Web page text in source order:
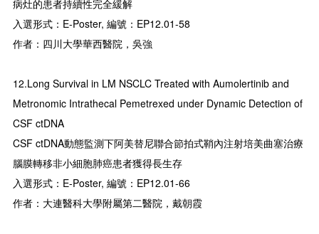
病灶的患者持續性完全緩解
入選形式：E-Poster, 編號：EP12.01-58
作者：四川大學華西醫院，吳強
12.Long Survival in LM NSCLC Treated with Aumolertinib and
Metronomic Intrathecal Pemetrexed under Dynamic Detection of
CSF ctDNA
CSF ctDNA動態監測下阿美替尼聯合節拍式鞘內注射培美曲塞治療
腦膜轉移非小細胞肺癌患者獲得長生存
入選形式：E-Poster, 編號：EP12.01-66
作者：大連醫科大學附屬第二醫院，戴朝霞